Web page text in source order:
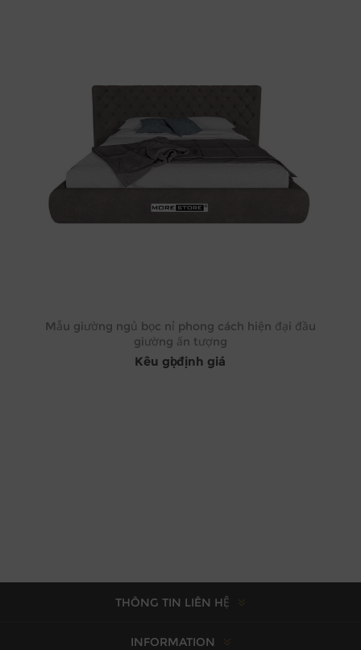
Mẫu giường ngủ bọc nỉ phong cách hiện đại đầu
giường ấn tượng
Kêu gọi định giá
THÔNG TIN LIÊN HỆ
INFORMATION